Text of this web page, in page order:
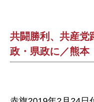
共闘勝利、共産党
政・県政に／熊